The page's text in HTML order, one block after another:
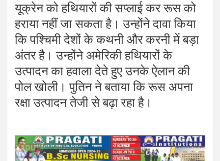
यूक्रेन को हथियारों की सप्लाई कर रूस को
हराया नहीं जा सकता है। उन्होंने दावा किया
कि पश्चिमी देशों के कथनी और करनी में बड़ा
अंतर है। उन्होंने अमेरिकी हथियारों के
उत्पादन का हवाला देते हुए उनके ऐलान की
पोल खोली। पुतिन ने बताया कि रूस अपना
रक्षा उत्पादन तेजी से बढ़ा रहा है।